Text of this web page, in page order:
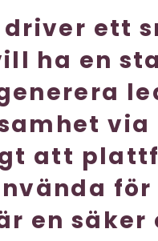
driver ett
ha en
via
att
en